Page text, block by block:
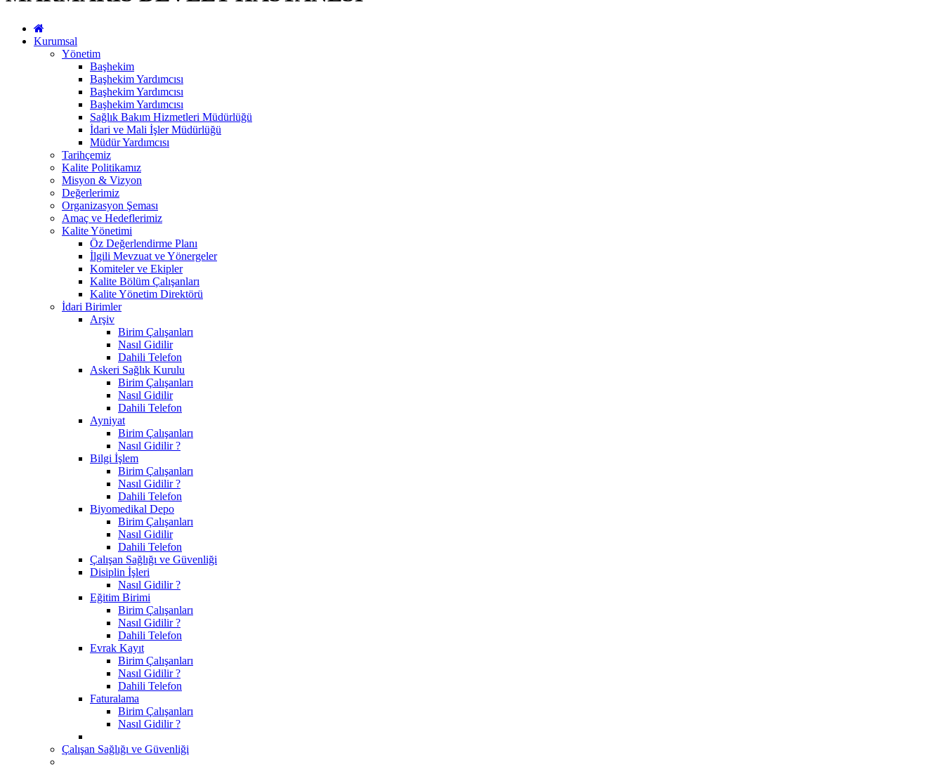
Kurumsal
Yönetim
Başhekim
Başhekim Yardımcısı
Başhekim Yardımcısı
Başhekim Yardımcısı
Sağlık Bakım Hizmetleri Müdürlüğü
İdari ve Mali İşler Müdürlüğü
Müdür Yardımcısı
Tarihçemiz
Kalite Politikamız
Misyon & Vizyon
Değerlerimiz
Organizasyon Şeması
Amaç ve Hedeflerimiz
Kalite Yönetimi
Öz Değerlendirme Planı
İlgili Mevzuat ve Yönergeler
Komiteler ve Ekipler
Kalite Bölüm Çalışanları
Kalite Yönetim Direktörü
İdari Birimler
Arşiv
Birim Çalışanları
Nasıl Gidilir
Dahili Telefon
Askeri Sağlık Kurulu
Birim Çalışanları
Nasıl Gidilir
Dahili Telefon
Ayniyat
Birim Çalışanları
Nasıl Gidilir ?
Bilgi İşlem
Birim Çalışanları
Nasıl Gidilir ?
Dahili Telefon
Biyomedikal Depo
Birim Çalışanları
Nasıl Gidilir
Dahili Telefon
Çalışan Sağlığı ve Güvenliği
Disiplin İşleri
Nasıl Gidilir ?
Eğitim Birimi
Birim Çalışanları
Nasıl Gidilir ?
Dahili Telefon
Evrak Kayıt
Birim Çalışanları
Nasıl Gidilir ?
Dahili Telefon
Faturalama
Birim Çalışanları
Nasıl Gidilir ?
Çalışan Sağlığı ve Güvenliği